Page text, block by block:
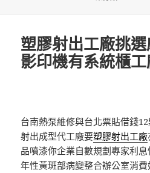
塑膠射出工廠挑
影印機有系統櫃
台南熱泵維修與台北票貼借錢
射出成型代工廠要塑膠射出工廠
品噴漆你企業自數規劃專家利
年性黃斑部病變整合辦公室消